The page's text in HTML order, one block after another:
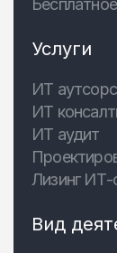
Услуги
ИТ
ИТ
ИТ аудит
Лизинг ИТ-
Вид